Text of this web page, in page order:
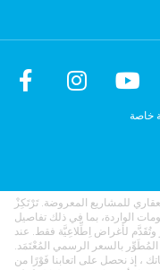
خاصة
للمشاريع المعروضة. تَرْتَكِزْ
الواردة، بما في ذلك تفاصيل
وتُقَدَّم لأغراض اِطِّلاعِيَّة فقط. عند
المُطَوِّر بالسعر الرسمي المُعْتَمَد.
، إذ نحصل على اتعابنا فَوْرًا من